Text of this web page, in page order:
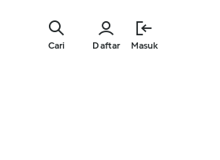
Daftar Masuk
Cari